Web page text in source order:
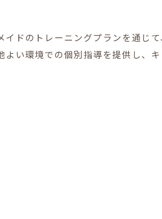
ドのトレーニングプランを通じ
い環境での個別指導を提供し、キ